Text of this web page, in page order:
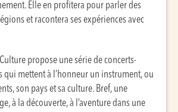
Elle en profitera pour parler des
et racontera ses expériences avec
propose une série de concerts-
qui mettent à l’honneur un instrument, ou
son pays et sa culture. Bref, une
à la découverte, à l’aventure dans une